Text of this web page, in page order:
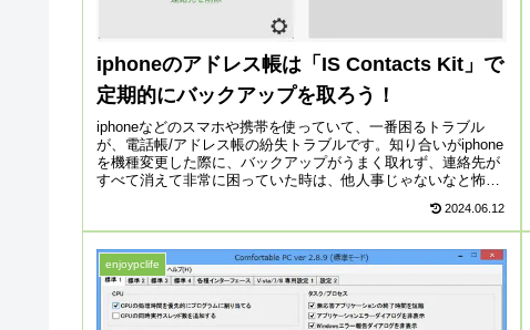
iphoneのアドレス帳は「IS Contacts Kit」で
定期的にバックアップを取ろう！
iphoneなどのスマホや携帯を使っていて、一番困るトラブル
が、電話帳/アドレス帳の紛失トラブルです。知り合いがiphone
を機種変更した際に、バックアップがうまく取れず、連絡先が
すべて消えて非常に困っていた時は、他人事じゃないなと怖く
2024.06.12
enjoypclife